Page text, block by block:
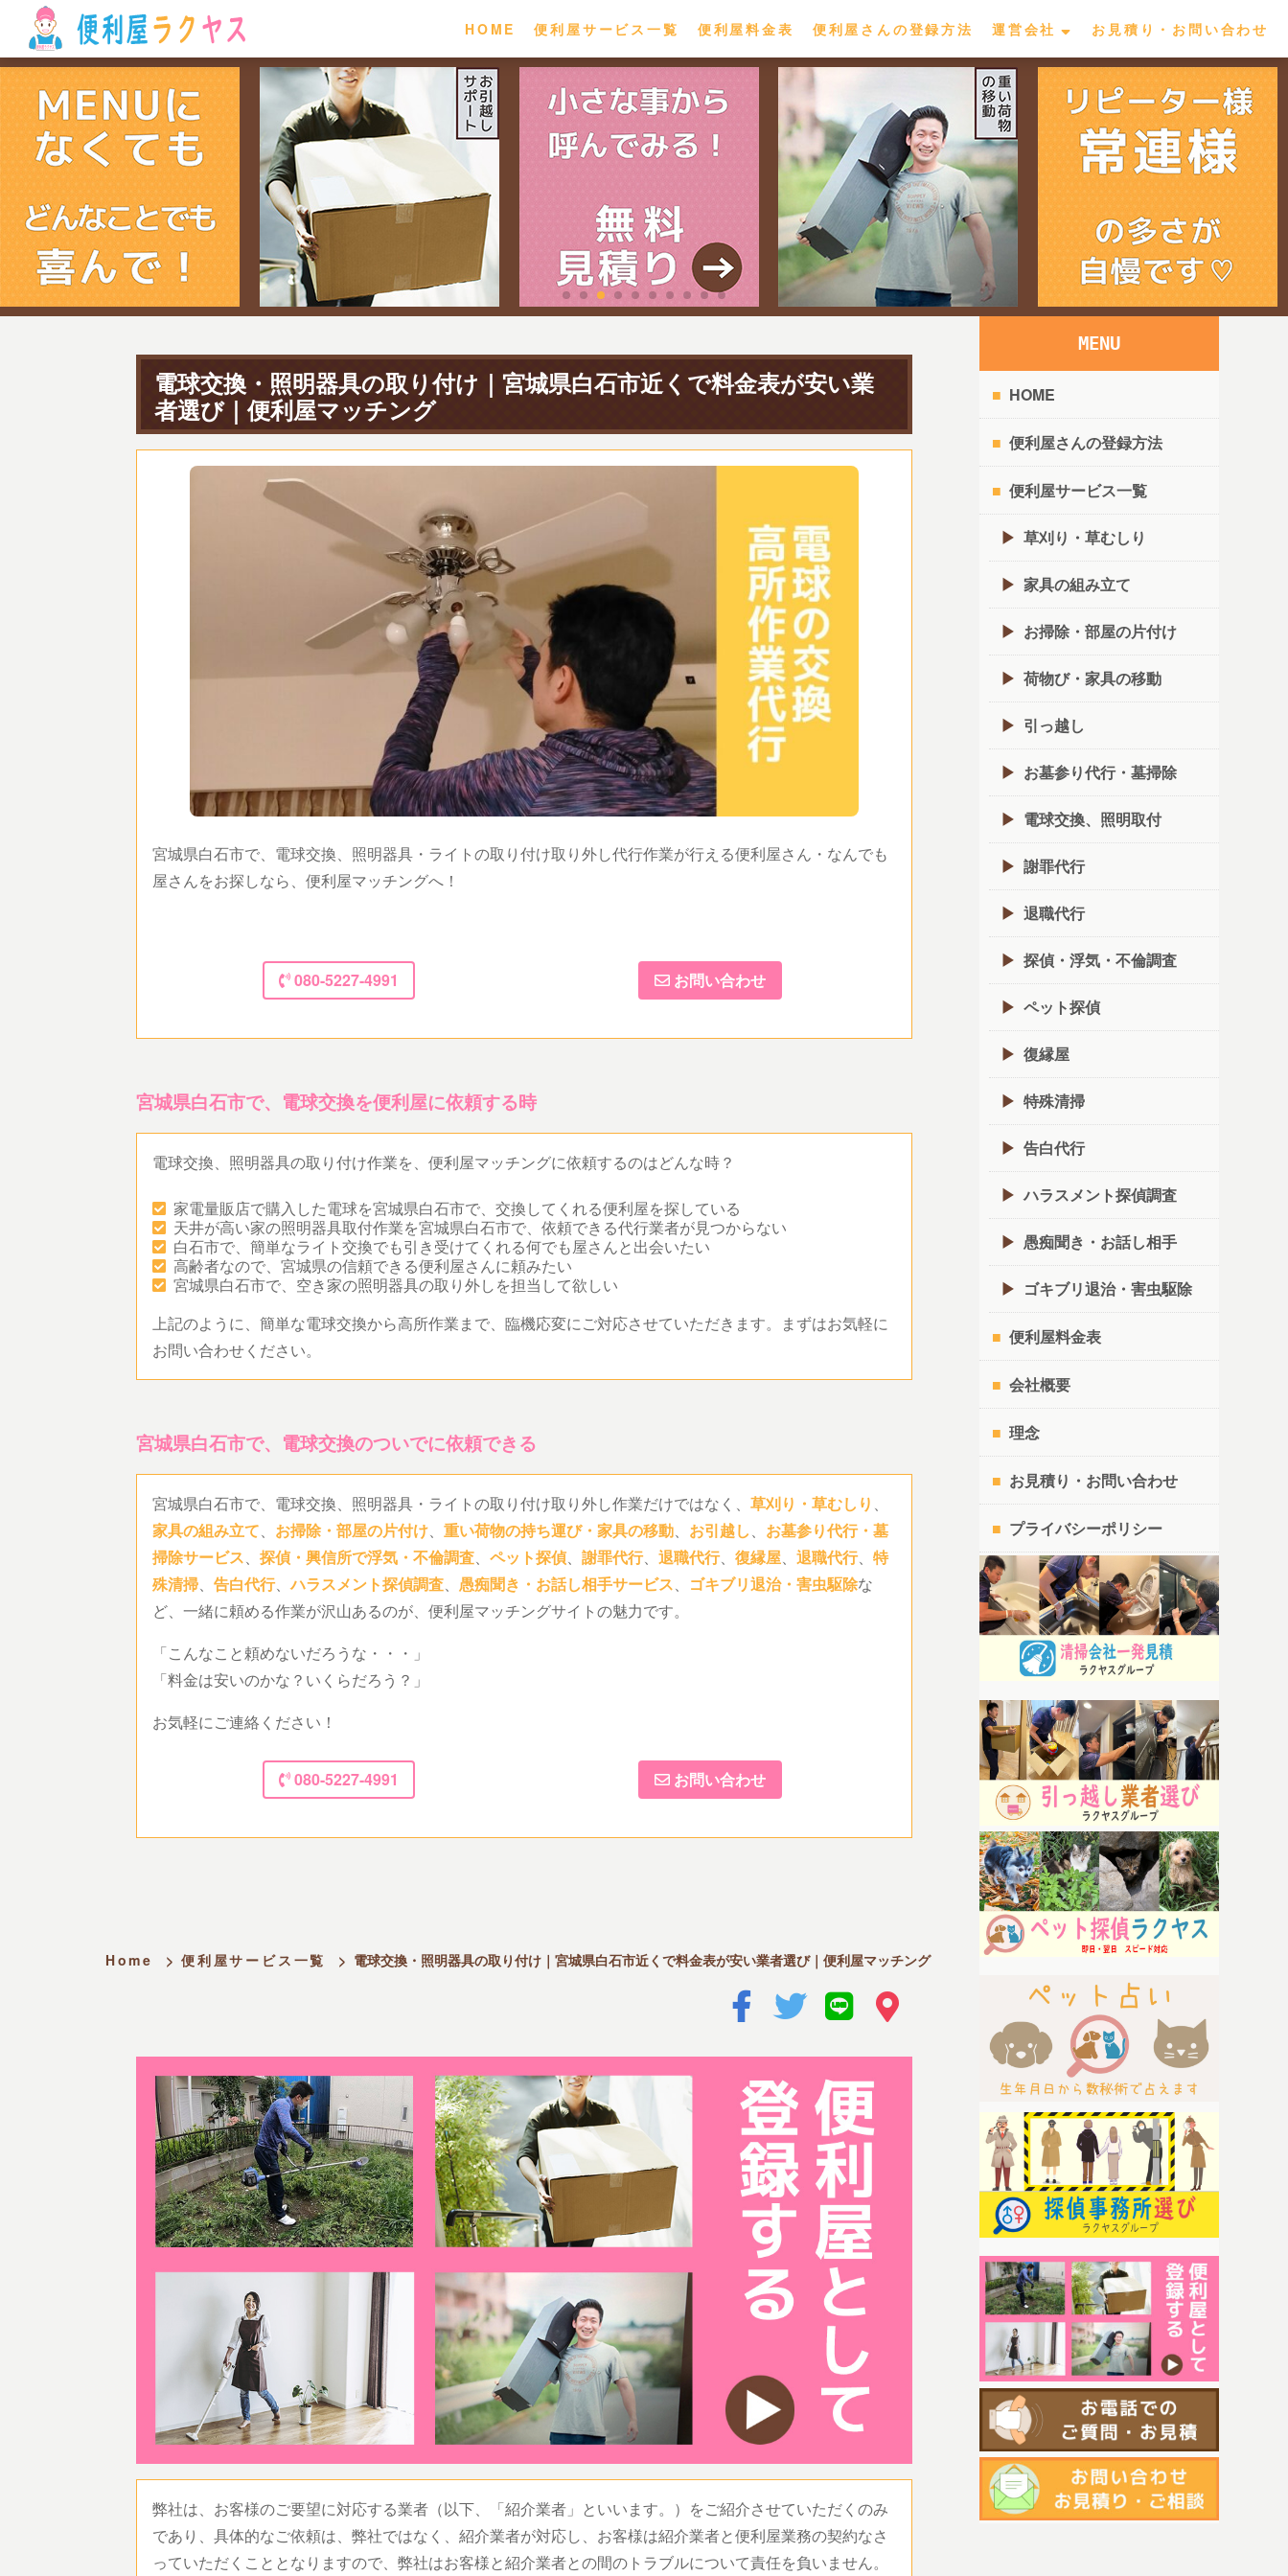
HOME 便利屋サービス一覧 便利屋料金表 便利屋さんの登録方法 運営会社 お見積り・お問い合わせ
電球交換・照明器具の取り付け｜宮城県白石市近くで料金表が安い業
者選び｜便利屋マッチング
宮城県白石市で、電球交換、照明器具・ライトの取り付け取り外し代行作業が行える便利屋さん・なんでも
屋さんをお探しなら、便利屋マッチングへ！
080-5227-4991 お問い合わせ
宮城県白石市で、電球交換を便利屋に依頼する時
電球交換、照明器具の取り付け作業を、便利屋マッチングに依頼するのはどんな時？
家電量販店で購入した電球を宮城県白石市で、交換してくれる便利屋を探している
天井が高い家の照明器具取付作業を宮城県白石市で、依頼できる代行業者が見つからない
白石市で、簡単なライト交換でも引き受けてくれる何でも屋さんと出会いたい
高齢者なので、宮城県の信頼できる便利屋さんに頼みたい
宮城県白石市で、空き家の照明器具の取り外しを担当して欲しい
上記のように、簡単な電球交換から高所作業まで、臨機応変にご対応させていただきます。まずはお気軽に
お問い合わせください。
宮城県白石市で、電球交換のついでに依頼できる
宮城県白石市で、電球交換、照明器具・ライトの取り付け取り外し作業だけではなく、 草刈り・草むしり 、
家具の組み立て、 お掃除・部屋の片付け、 重い荷物の持ち運び・家具の移動、 お引越し、 お墓参り代行・墓
掃除サービス、 探偵・興信所で浮気・不倫調査、 ペット探偵、 謝罪代行、 退職代行、 復縁屋、 退職代行、 特
殊清掃、 告白代行、ハラスメント探偵調査、 愚痴聞き・お話し相手サービス、 ゴキブリ退治・害虫駆除な
ど、一緒に頼める作業が沢山あるのが、便利屋マッチングサイトの魅力です。
「こんなこと頼めないだろうな・・・」
「料金は安いのかな？いくらだろう？」
お気軽にご連絡ください！
080-5227-4991 お問い合わせ
Home > 便利屋サービス一覧 > 電球交換・照明器具の取り付け｜宮城県白石市近くで料金表が安い業者選び｜便利屋マッチング
弊社は、お客様のご要望に対応する業者（以下、「紹介業者」といいます。）をご紹介させていただくのみ
であり、具体的なご依頼は、弊社ではなく、紹介業者が対応し、お客様は紹介業者と便利屋業務の契約なさ
っていただくこととなりますので、弊社はお客様と紹介業者との間のトラブルについて責任を負いません。
MENU
HOME
便利屋さんの登録方法
便利屋サービス一覧
草刈り・草むしり
家具の組み立て
お掃除・部屋の片付け
荷物び・家具の移動
引っ越し
お墓参り代行・墓掃除
電球交換、照明取付
謝罪代行
退職代行
探偵・浮気・不倫調査
ペット探偵
復縁屋
特殊清掃
告白代行
ハラスメント探偵調査
愚痴聞き・お話し相手
ゴキブリ退治・害虫駆除
便利屋料金表
会社概要
理念
お見積り・お問い合わせ
プライバシーポリシー